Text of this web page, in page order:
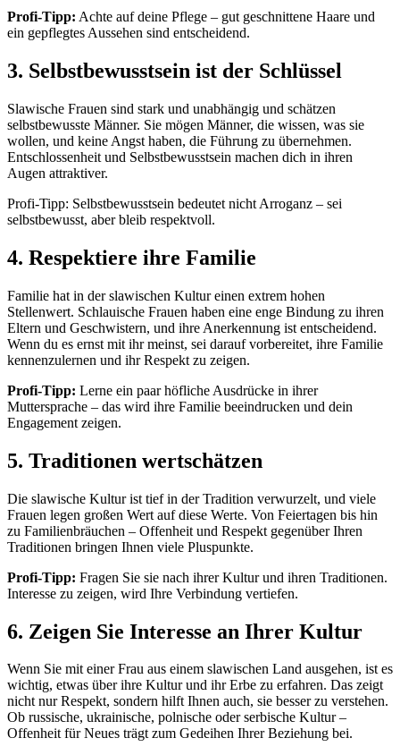
Profi-Tipp: Achte auf deine Pflege – gut geschnittene Haare und
ein gepflegtes Aussehen sind entscheidend.
3. Selbstbewusstsein ist der Schlüssel
Slawische Frauen sind stark und unabhängig und schätzen
selbstbewusste Männer. Sie mögen Männer, die wissen, was sie
wollen, und keine Angst haben, die Führung zu übernehmen.
Entschlossenheit und Selbstbewusstsein machen dich in ihren
Augen attraktiver.
Profi-Tipp: Selbstbewusstsein bedeutet nicht Arroganz – sei
selbstbewusst, aber bleib respektvoll.
4. Respektiere ihre Familie
Familie hat in der slawischen Kultur einen extrem hohen
Stellenwert. Schlauische Frauen haben eine enge Bindung zu ihren
Eltern und Geschwistern, und ihre Anerkennung ist entscheidend.
Wenn du es ernst mit ihr meinst, sei darauf vorbereitet, ihre Familie
kennenzulernen und ihr Respekt zu zeigen.
Profi-Tipp: Lerne ein paar höfliche Ausdrücke in ihrer
Muttersprache – das wird ihre Familie beeindrucken und dein
Engagement zeigen.
5. Traditionen wertschätzen
Die slawische Kultur ist tief in der Tradition verwurzelt, und viele
Frauen legen großen Wert auf diese Werte. Von Feiertagen bis hin
zu Familienbräuchen – Offenheit und Respekt gegenüber Ihren
Traditionen bringen Ihnen viele Pluspunkte.
Profi-Tipp: Fragen Sie sie nach ihrer Kultur und ihren Traditionen.
Interesse zu zeigen, wird Ihre Verbindung vertiefen.
6. Zeigen Sie Interesse an Ihrer Kultur
Wenn Sie mit einer Frau aus einem slawischen Land ausgehen, ist es
wichtig, etwas über ihre Kultur und ihr Erbe zu erfahren. Das zeigt
nicht nur Respekt, sondern hilft Ihnen auch, sie besser zu verstehen.
Ob russische, ukrainische, polnische oder serbische Kultur –
Offenheit für Neues trägt zum Gedeihen Ihrer Beziehung bei.